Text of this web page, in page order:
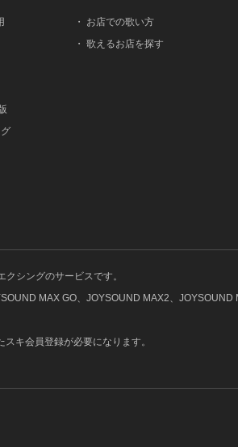
・
お店での歌い方
・ 歌えるお店を探す
シングのサービスです。
MAX GO、JOYSOUND MAX2、
キ会員登録が必要になります。